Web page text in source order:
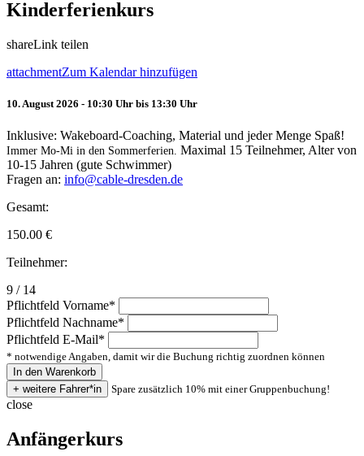
Kinderferienkurs
shareLink teilen
attachmentZum Kalendar hinzufügen
10. August 2026 - 10:30 Uhr bis 13:30 Uhr
Inklusive: Wakeboard-Coaching, Material und jeder Menge Spaß!
Immer Mo-Mi in den Sommerferien. Maximal 15 Teilnehmer, Alter von
10-15 Jahren (gute Schwimmer)
Fragen an: info@cable-dresden.de
Gesamt:
150.00 €
Teilnehmer:
9 / 14
Pflichtfeld Vorname*
Pflichtfeld Nachname*
Pflichtfeld E-Mail*
* notwendige Angaben, damit wir die Buchung richtig zuordnen können
Spare zusätzlich 10% mit einer Gruppenbuchung!
close
Anfängerkurs